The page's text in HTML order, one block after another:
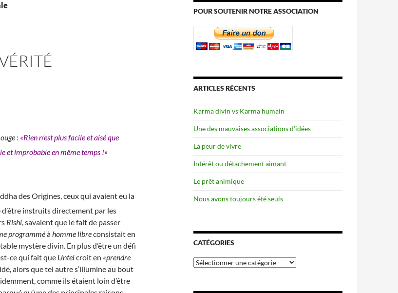
: «Rien n’est plus facile et aisé que
et improbable en même temps !»
des Origines, ceux qui avaient eu la
d’être instruits directement par les
Rishi, savaient que le fait de passer
programméàhomme libreconsistait en
mystère divin. En plus d’être un défi
ce qui fait que Untelcroit en «prendre
alors que tel autre s’illumine au bout
comme ils étaient loin d’être
POUR SOUTENIR NOTRE ASSOCIATION
ARTICLES RÉCENTS
Karma divin vs Karma humain
Une des mauvaises associations d’idées
La peur de vivre
Intérêt ou détachement aimant
Le prêt animique
Nous avons toujours été seuls
CATÉGORIES
Catégories